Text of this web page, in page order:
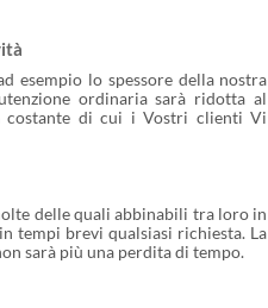
esempio lo spessore della nostra
ordinaria sarà ridotta al
costante di cui i Vostri clienti Vi
delle quali abbinabili tra loro in
tempi brevi qualsiasi richiesta. La
sarà più una perdita di tempo.